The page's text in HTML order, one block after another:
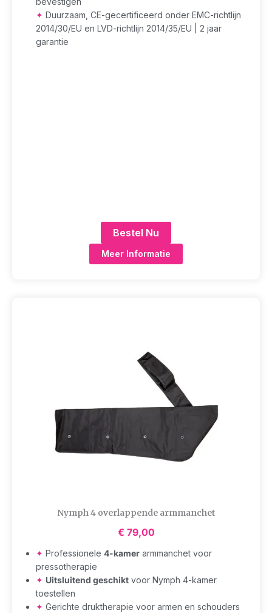
✦ Duurzaam, CE-gecertificeerd onder EMC-richtlijn
2014/30/EU en LVD-richtlijn 2014/35/EU | 2 jaar
garantie
Bestel Nu
Meer Informatie
Nymph 4 overlappende armmanchet
€ 79,00
✦ Professionele 4-kamer armmanchet voor
pressotherapie
✦ Uitsluitend geschikt voor Nymph 4-kamer
toestellen
✦ Gerichte druktherapie voor armen en schouders